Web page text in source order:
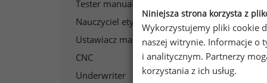
Tester manualny
Nauczyciel etyki
6970 PLN
Ustawiacz maszyn
CNC
7340 PLN
Underwriter 10610 PLN
W
10
Niniejsza strona korzysta z
Wykorzystujemy pliki cookie
naszej witrynie. Informacje o
i analitycznym. Partnerzy
korzystania z ich usług.